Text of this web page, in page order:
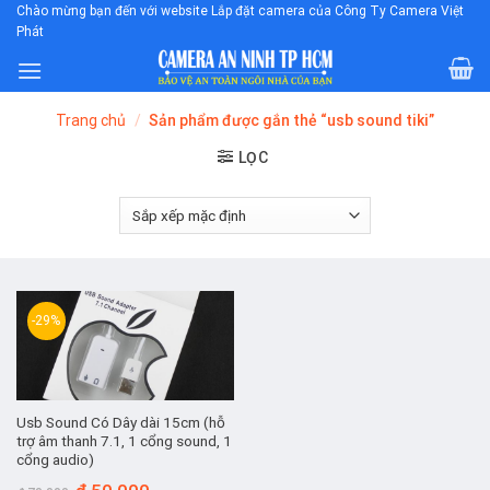
Skip
content
Chào mừng bạn đến với website Lắp đặt camera của Công Ty Camera Việt
Phát
Trang chủ / Sản phẩm được gắn thẻ “usb sound tiki”
LỌC
-29%
Usb Sound Có Dây dài 15cm (hỗ
trợ âm thanh 7.1, 1 cổng sound, 1
cổng audio)